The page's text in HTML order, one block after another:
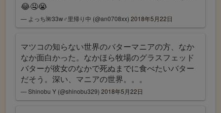
😂🤤😭
— よっち🌺33w♂里帰り中 (@an0708xx) 2018年5月22日
マツコの知らない世界のバターマニアの方、なか
なか面白かった。なかほら牧場のグラスフェッド
バターが彼女のなかで死ぬまでに食べたいバター
だそう。深い、マニアの世界。。。
— Shinobu Y (@shinobu329) 2018年5月22日